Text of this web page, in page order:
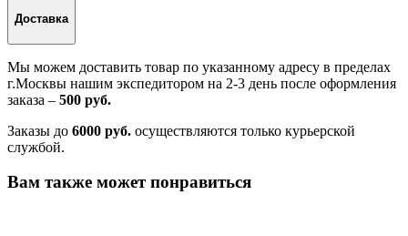
Доставка
Мы можем доставить товар по указанному адресу в пределах
г.Москвы нашим экспедитором на 2-3 день после оформления
заказа – 500 руб.
Заказы до 6000 руб. осуществляются только курьерской
службой.
Вам также может понравиться